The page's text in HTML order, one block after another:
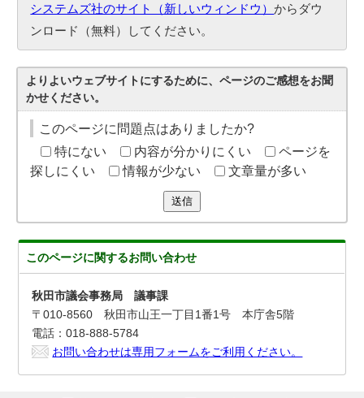
システムズ社のサイト（新しいウィンドウ）からダウ
ンロード（無料）してください。
よりよいウェブサイトにするために、ページのご感想をお聞
かせください。
このページに問題点はありましたか?
特にない
内容が分かりにくい
ページを
探しにくい
情報が少ない 文章量が多い
送信
このページに関するお問い合わせ
秋田市議会事務局 議事課
〒010-8560 秋田市山王一丁目1番1号 本庁舎5階
電話：018-888-5784
お問い合わせは専用フォームをご利用ください。